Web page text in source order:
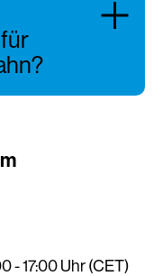
- 17:00 Uhr (CET)